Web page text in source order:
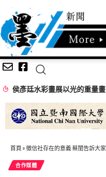
侯彥廷水彩畫展以光的重量
首頁 » 徵信社存在的意義 蔡閨告訴大家
合作媒體